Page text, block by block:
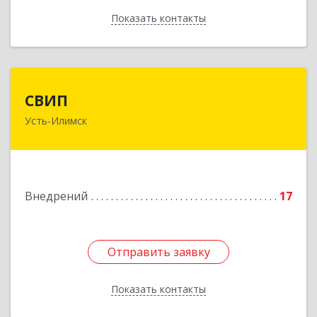
Показать контакты
Назад
СВИП
Усть-Илимск
Внедрений 17
Отправить заявку
Показать контакты
666685, Иркутская обл, Усть-Илимск г,
Отправить заявку
Назад